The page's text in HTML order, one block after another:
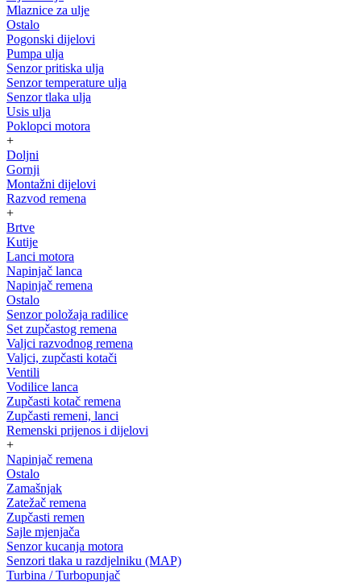
Mlaznice za ulje
Ostalo
Pogonski dijelovi
Pumpa ulja
Senzor pritiska ulja
Senzor temperature ulja
Senzor tlaka ulja
Usis ulja
Poklopci motora
+
Doljni
Gornji
Montažni dijelovi
Razvod remena
+
Brtve
Kutije
Lanci motora
Napinjač lanca
Napinjač remena
Ostalo
Senzor položaja radilice
Set zupčastog remena
Valjci razvodnog remena
Valjci, zupčasti kotači
Ventili
Vodilice lanca
Zupčasti kotač remena
Zupčasti remeni, lanci
Remenski prijenos i dijelovi
+
Napinjač remena
Ostalo
Zamašnjak
Zatežač remena
Zupčasti remen
Sajle mjenjača
Senzor kucanja motora
Senzori tlaka u razdjelniku (MAP)
Turbina / Turbopunjač